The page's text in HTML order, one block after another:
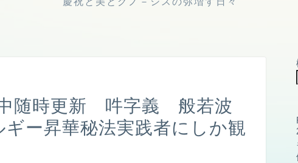
随時更新 吽字義 般若波
ー昇華秘法実践者にしか観